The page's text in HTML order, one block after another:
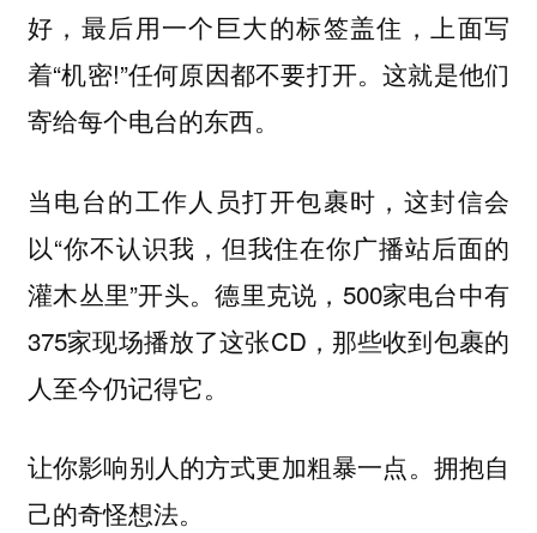
好，最后用一个巨大的标签盖住，上面写
着“机密!”任何原因都不要打开。这就是他们
寄给每个电台的东西。
当电台的工作人员打开包裹时，这封信会
以“你不认识我，但我住在你广播站后面的
灌木丛里”开头。德里克说，500家电台中有
375家现场播放了这张CD，那些收到包裹的
人至今仍记得它。
让你影响别人的方式更加粗暴一点。拥抱自
己的奇怪想法。